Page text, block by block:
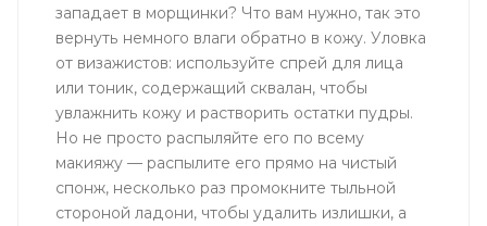
западает в морщинки? Что вам нужно, так это
вернуть немного влаги обратно в кожу. Уловка
от визажистов: используйте спрей для лица
или тоник, содержащий сквалан, чтобы
увлажнить кожу и растворить остатки пудры.
Но не просто распыляйте его по всему
макияжу — распылите его прямо на чистый
спонж, несколько раз промокните тыльной
стороной ладони, чтобы удалить излишки, а